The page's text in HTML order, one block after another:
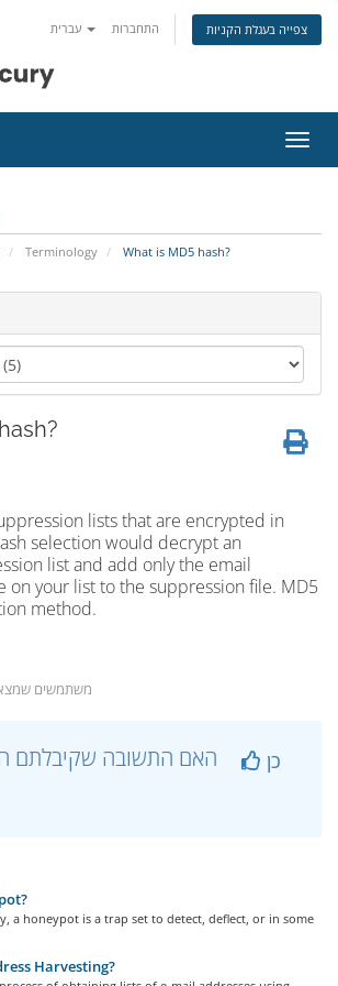
התחברות צפייה בעגלת הקניות
ניווט
Terminology What is MD5 hash?
lists that are encrypted in
selection would decrypt an
list and add only the email
on your list to the suppression file. MD5
method.
65 משתמשים
כן
a honeypot is a trap set to detect, deflect, or in some
Harvesting?